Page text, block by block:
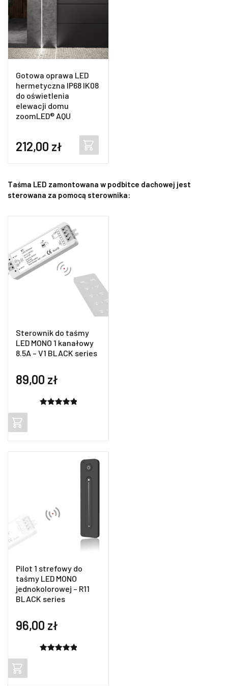
Gotowa oprawa LED
hermetyczna IP68 IK08
do oświetlenia
elewacji domu
zoomLED® AQU
212,00 zł
Taśma LED zamontowana w podbitce dachowej jest
sterowana za pomocą sterownika:
Sterownik do taśmy
LED MONO 1 kanałowy
8.5A – V1 BLACK series
89,00 zł
Pilot 1 strefowy do
taśmy LED MONO
jednokolorowej – R11
BLACK series
96,00 zł